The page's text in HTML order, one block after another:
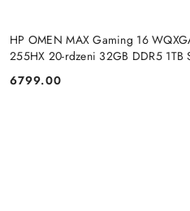
HP OMEN MAX Gaming 16
255HX 20-rdzeni 32GB DDR5 1TB
Cena:
6799.00